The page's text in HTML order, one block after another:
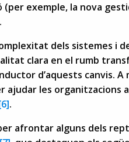
exemple, la nova
dels sistemes i
clara en el rumb
d’aquests canvis. A
les organitzacions
.
afrontar alguns dels